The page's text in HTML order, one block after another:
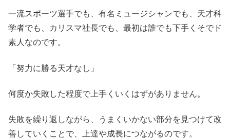
一流スポーツ選手でも、有名ミュージシャンでも、天才科
学者でも、カリスマ社長でも、最初は誰でも下手くそでド
素人なのです。
「努力に勝る天才なし」
何度か失敗した程度で上手くいくはずがありません。
失敗を繰り返しながら、うまくいかない部分を見つけて改
善していくことで、上達や成長につながるのです。